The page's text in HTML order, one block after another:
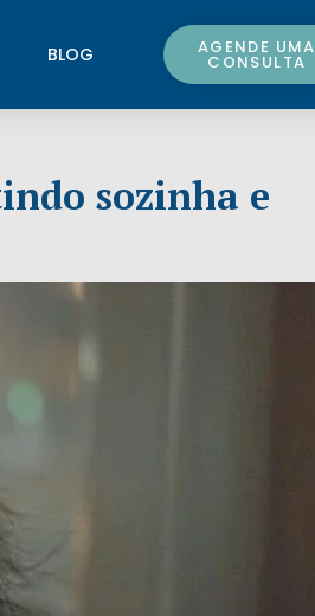
BLOG AGENDE UMA
CONSULTA
sozinha e